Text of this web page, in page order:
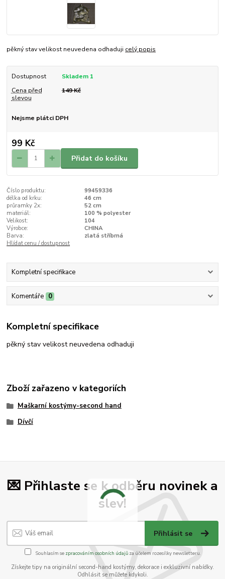
pěkný stav velikost neuvedena odhaduji celý popis
Dostupnost
Skladem 1
Cena před
slevou
149 Kč
Nejsme plátci DPH
99 Kč
Přidat do košíku
Číslo produktu:
99459336
délka od krku:
46 cm
průramky 2x:
52 cm
materiál:
100 % polyester
Velikost:
104
Výrobce:
CHINA
Barva:
zlatá stříbrná
Hlídat cenu / dostupnost
Kompletní specifikace
Komentáře 0
Kompletní specifikace
pěkný stav velikost neuvedena odhaduji
Zboží zařazeno v kategoriích
Maškarní kostýmy-second hand
Dívčí
💌 Přihlaste se k odběru novinek a
slev!
Přihlásit se
Souhlasím se zpracováním osobních údajůza účelem rozesílky newsletteru.
Získejte tipy na originální second-hand kostýmy, dekorace i exkluzivní nabídky.
Odhlásit se můžete kdykoli.